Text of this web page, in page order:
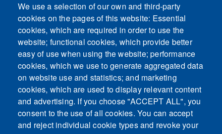
This content is blocked because Embeds
cookies have not been accepted.
ACCEPT ALL COOKIES
Only accept Embeds cookies
We use a selection of our own and third-party
cookies on the pages of this website: Essential
cookies, which are required in order to use the
website; functional cookies, which provide better
easy of use when using the website; performance
cookies, which we use to generate aggregated data
on website use and statistics; and marketing
cookies, which are used to display relevant content
and advertising. If you choose "ACCEPT ALL", you
consent to the use of all cookies. You can accept
and reject individual cookie types and revoke your